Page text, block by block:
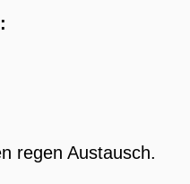
regen Austausch.